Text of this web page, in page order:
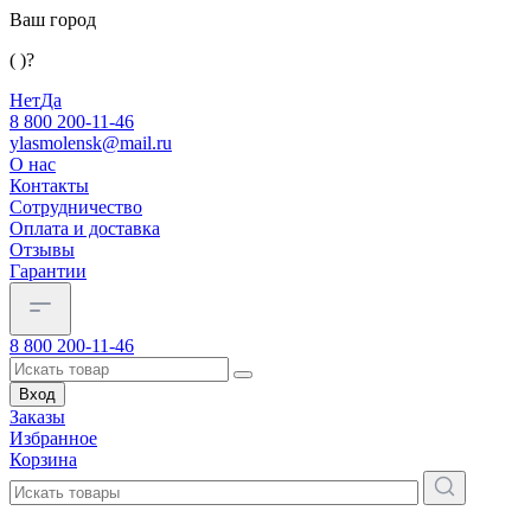
Ваш город
( )?
НетДа
8 800 200-11-46
ylasmolensk@mail.ru
О нас
Контакты
Сотрудничество
Оплата и доставка
Отзывы
Гарантии
8 800 200-11-46
Вход
Заказы
Избранное
Корзина